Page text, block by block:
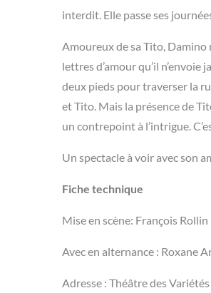
interdit. Elle passe ses
Amoureux de sa Tito, Damino
lettres d’amour qu’il
deux pieds pour traverser la
et Tito. Mais la présence de
un contrepoint à l’intrigue.
Un spectacle à voir avec son
Fiche technique
Mise en scène: François Rollin
Avec en alternance : Roxane
Adresse : Théâtre des